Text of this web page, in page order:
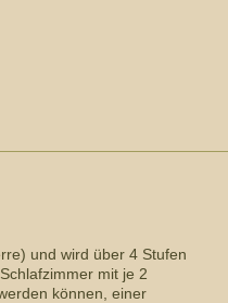
und wird über 4 Stufen
mit je 2
können, einer